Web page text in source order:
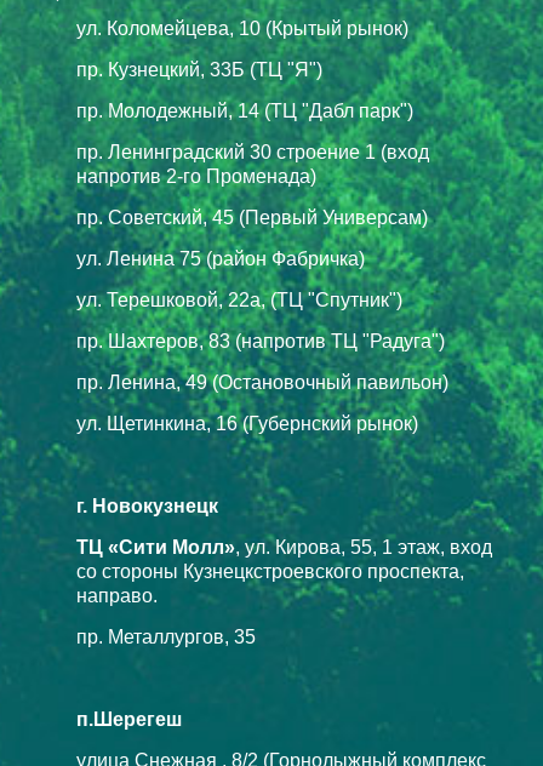
ул. Коломейцева, 10 (Крытый рынок)
пр. Кузнецкий, 33Б (ТЦ "Я")
пр. Молодежный, 14 (ТЦ "Дабл парк")
пр. Ленинградский 30 строение 1 (вход
напротив 2-го Променада)
пр. Советский, 45 (Первый Универсам)
ул. Ленина 75 (район Фабричка)
ул. Терешковой, 22а, (ТЦ "Спутник")
пр. Шахтеров, 83 (напротив ТЦ "Радуга")
пр. Ленина, 49 (Остановочный павильон)
ул. Щетинкина, 16 (Губернский рынок)
г. Новокузнецк
ТЦ «Сити Молл», ул. Кирова, 55, 1 этаж, вход
со стороны Кузнецкстроевского проспекта,
направо.
пр. Металлургов, 35
п.Шерегеш
улица Снежная , 8/2 (Горнолыжный комплекс